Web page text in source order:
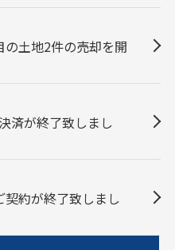
土地2件の売却を開
済が終了致しまし
約が終了致しまし